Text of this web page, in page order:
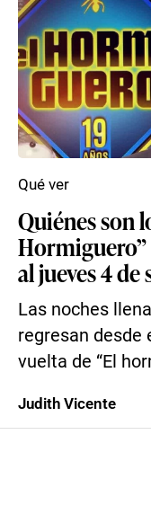
Quiénes son
Hormiguero”
al jueves 4
Las noches
regresan desde
vuelta de “El
Qué ver
Judith Vicente